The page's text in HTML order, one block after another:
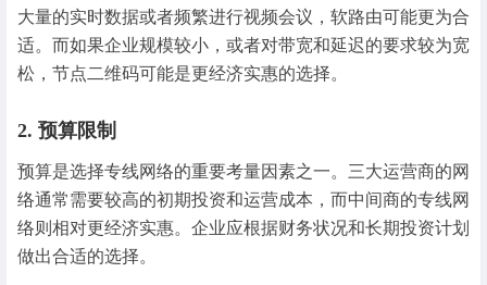
大量的实时数据或者频繁进行视频会议，软路由可能更为合
适。而如果企业规模较小，或者对带宽和延迟的要求较为宽
松，节点二维码可能是更经济实惠的选择。
2. 预算限制
预算是选择专线网络的重要考量因素之一。三大运营商的网
络通常需要较高的初期投资和运营成本，而中间商的专线网
络则相对更经济实惠。企业应根据财务状况和长期投资计划
做出合适的选择。